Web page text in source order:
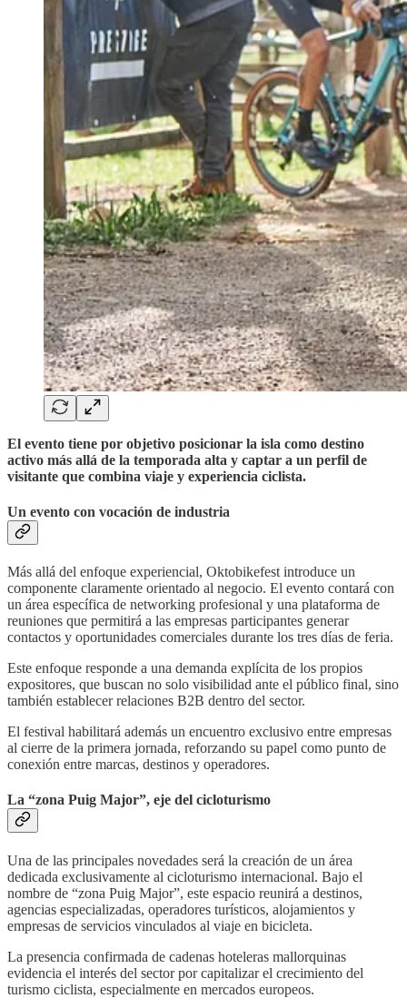
El evento tiene por objetivo posicionar la isla como destino
activo más allá de la temporada alta y captar a un perfil de
visitante que combina viaje y experiencia ciclista.
Un evento con vocación de industria
Más allá del enfoque experiencial, Oktobikefest introduce un
componente claramente orientado al negocio. El evento contará con
un área específica de networking profesional y una plataforma de
reuniones que permitirá a las empresas participantes generar
contactos y oportunidades comerciales durante los tres días de feria.
Este enfoque responde a una demanda explícita de los propios
expositores, que buscan no solo visibilidad ante el público final, sino
también establecer relaciones B2B dentro del sector.
El festival habilitará además un encuentro exclusivo entre empresas
al cierre de la primera jornada, reforzando su papel como punto de
conexión entre marcas, destinos y operadores.
La “zona Puig Major”, eje del cicloturismo
Una de las principales novedades será la creación de un área
dedicada exclusivamente al cicloturismo internacional. Bajo el
nombre de “zona Puig Major”, este espacio reunirá a destinos,
agencias especializadas, operadores turísticos, alojamientos y
empresas de servicios vinculados al viaje en bicicleta.
La presencia confirmada de cadenas hoteleras mallorquinas
evidencia el interés del sector por capitalizar el crecimiento del
turismo ciclista, especialmente en mercados europeos.